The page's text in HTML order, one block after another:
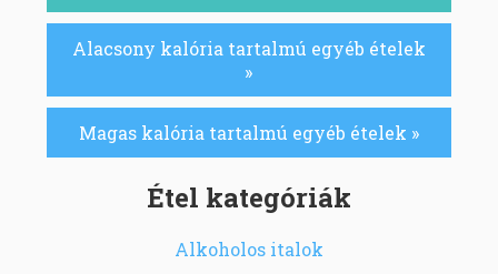
Alacsony kalória tartalmú egyéb ételek
»
Magas kalória tartalmú egyéb ételek »
Étel kategóriák
Alkoholos italok